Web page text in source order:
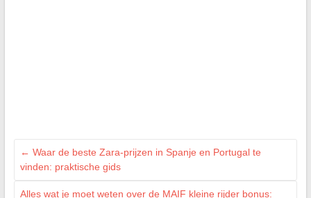
← Waar de beste Zara-prijzen in Spanje en Portugal te
vinden: praktische gids
Alles wat je moet weten over de MAIF kleine rijder bonus: